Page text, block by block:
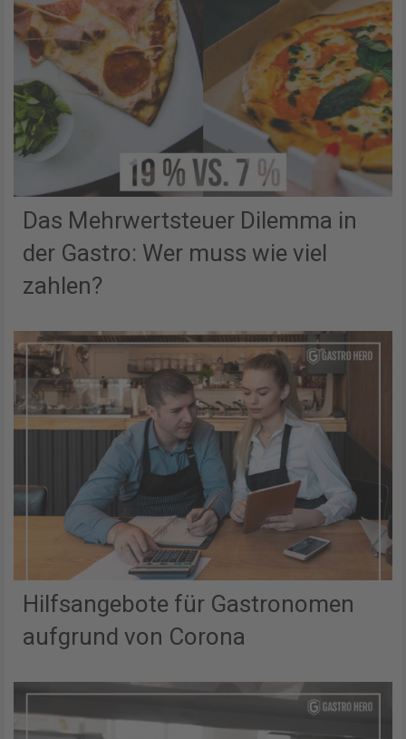
Das Mehrwertsteuer Dilemma in
der Gastro: Wer muss wie viel
zahlen?
Hilfsangebote für Gastronomen
aufgrund von Corona